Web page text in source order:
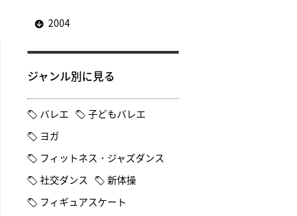
2004
ジャンル別に見る
バレエ
子どもバレエ
ヨガ
フィットネス・ジャズダンス
社交ダンス
新体操
フィギュアスケート